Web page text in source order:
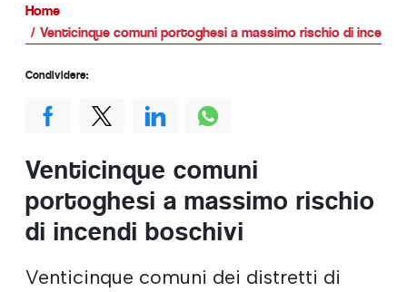
Home
Venticinque comuni portoghesi a massimo rischio di incendi
Venticinque comuni
portoghesi a massimo rischio
di incendi boschivi
Venticinque comuni dei distretti di
Condividere: